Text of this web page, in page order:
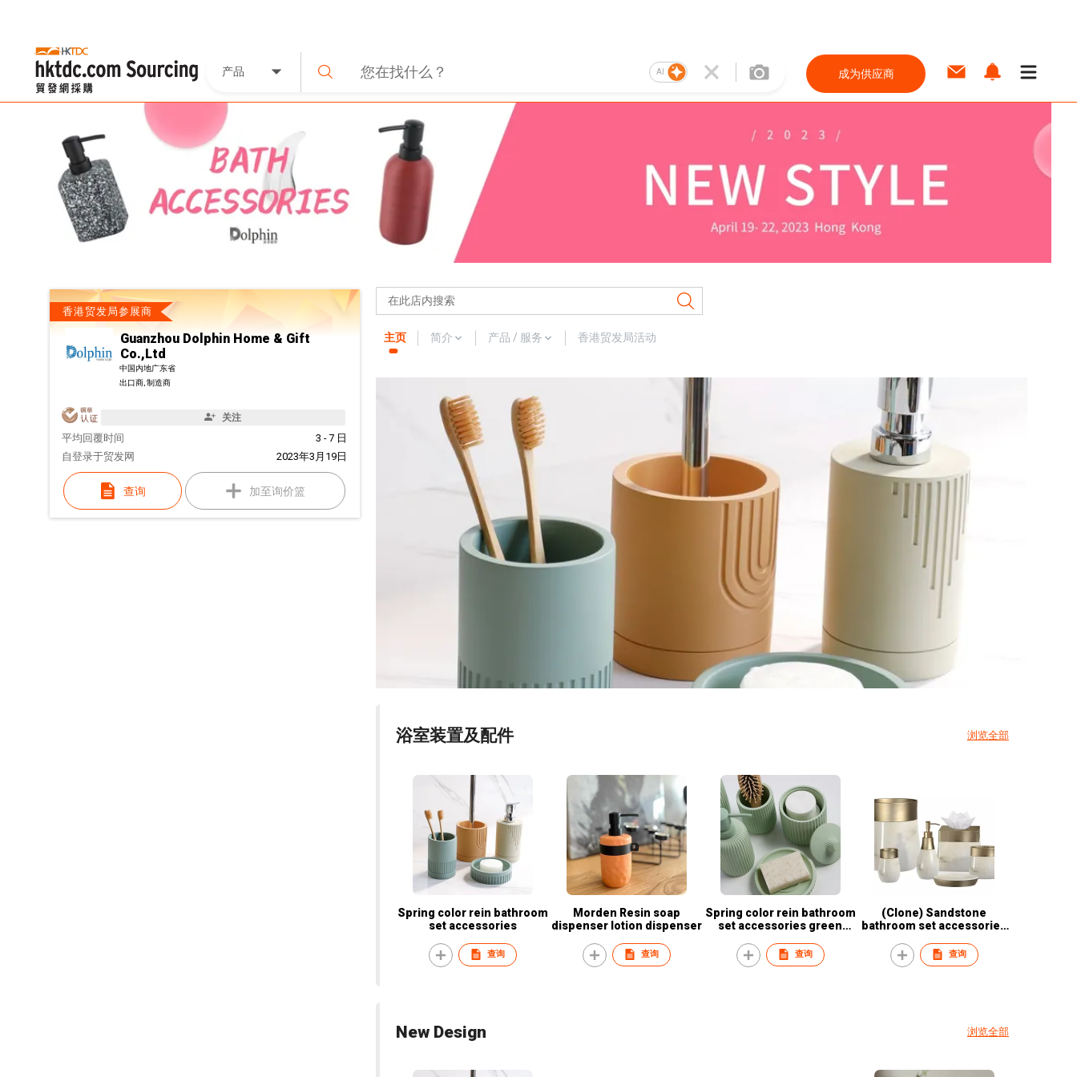
产品 AI 成为供应商
香港贸发局参展商
Guanzhou Dolphin Home & Gift
Co.,Ltd
中国内地广东省
出口商, 制造商
关注
平均回覆时间
3 - 7 日
自
2023年3月19日
登录于贸发网
查询 加至询价篮
主页 简介 产品 / 服务 香港贸发局活动
浴室装置及配件 浏览全部
Spring color rein bathroom
set accessories
查询
Morden Resin soap
dispenser lotion dispenser
查询
Spring color rein bathroom
set accessories green
查询
(Clone) Sandstone
bathroom set accessories
查询
New Design 浏览全部